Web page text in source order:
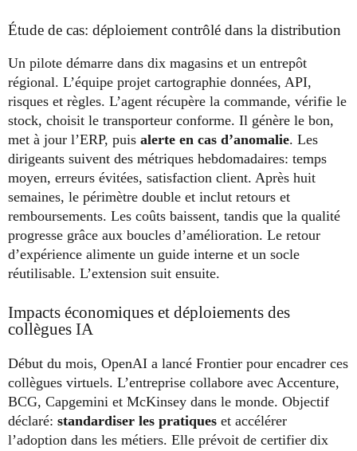
Étude de cas: déploiement contrôlé dans la distribution
Un pilote démarre dans dix magasins et un entrepôt
régional. L’équipe projet cartographie données, API,
risques et règles. L’agent récupère la commande, vérifie le
stock, choisit le transporteur conforme. Il génère le bon,
met à jour l’ERP, puis alerte en cas d’anomalie. Les
dirigeants suivent des métriques hebdomadaires: temps
moyen, erreurs évitées, satisfaction client. Après huit
semaines, le périmètre double et inclut retours et
remboursements. Les coûts baissent, tandis que la qualité
progresse grâce aux boucles d’amélioration. Le retour
d’expérience alimente un guide interne et un socle
réutilisable. L’extension suit ensuite.
Impacts économiques et déploiements des
collègues IA
Début du mois, OpenAI a lancé Frontier pour encadrer ces
collègues virtuels. L’entreprise collabore avec Accenture,
BCG, Capgemini et McKinsey dans le monde. Objectif
déclaré: standardiser les pratiques et accélérer
l’adoption dans les métiers. Elle prévoit de certifier dix